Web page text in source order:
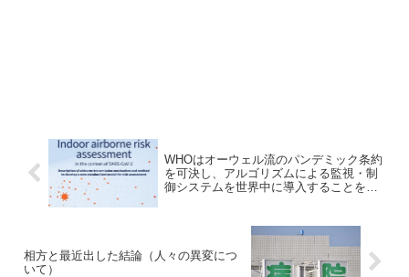
WHOはオーウェル流のパンデミック条約
を可決し、アルゴリズムによる監視・制
御システムを世界中に導入することを目
相方と最近出した結論（人々の異変につ
いて）